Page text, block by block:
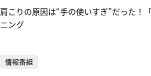
肩こりの原因は“手の使いすぎ”だった！
ニング
情報番組